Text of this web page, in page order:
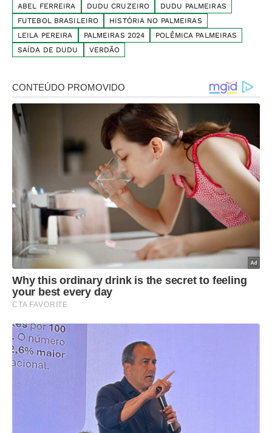
ABEL FERREIRA DUDU CRUZEIRO
DUDU PALMEIRAS
FUTEBOL BRASILEIRO
HISTÓRIA NO PALMEIRAS
LEILA PEREIRA
PALMEIRAS 2024
POLÊMICA PALMEIRAS
SAÍDA DE DUDU
VERDÃO